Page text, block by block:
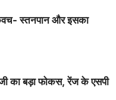
स्तनपान और इसका
का बड़ा फोकस, रेंज के एसपी